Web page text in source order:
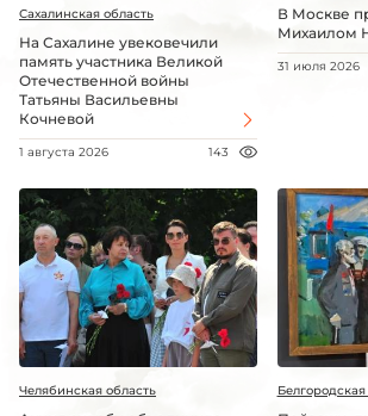
Сахалинская область
На Сахалине увековечили
память участника Великой
Отечественной войны
Татьяны Васильевны
Кочневой
1 августа 2026 143
В Москве
Михаилом
31 июля 2026
Челябинская область